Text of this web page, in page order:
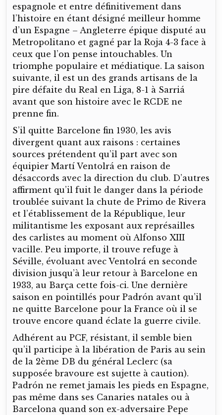
espagnole et entre définitivement dans
l’histoire en étant désigné meilleur homme
d’un Espagne – Angleterre épique disputé au
Metropolitano et gagné par la Roja 4-3 face à
ceux que l’on pense intouchables. Un
triomphe populaire et médiatique. La saison
suivante, il est un des grands artisans de la
pire défaite du Real en Liga, 8-1 à Sarriá
avant que son histoire avec le RCDE ne
prenne fin.
S’il quitte Barcelone fin 1930, les avis
divergent quant aux raisons : certaines
sources prétendent qu’il part avec son
équipier Martí Ventolrá en raison de
désaccords avec la direction du club. D’autres
affirment qu’il fuit le danger dans la période
troublée suivant la chute de Primo de Rivera
et l’établissement de la République, leur
militantisme les exposant aux représailles
des carlistes au moment où Alfonso XIII
vacille. Peu importe, il trouve refuge à
Séville, évoluant avec Ventolrá en seconde
division jusqu’à leur retour à Barcelone en
1933, au Barça cette fois-ci. Une dernière
saison en pointillés pour Padrón avant qu’il
ne quitte Barcelone pour la France où il se
trouve encore quand éclate la guerre civile.
Adhérent au PCF, résistant, il semble bien
qu’il participe à la libération de Paris au sein
de la 2ème DB du général Leclerc (sa
supposée bravoure est sujette à caution).
Padrón ne remet jamais les pieds en Espagne,
pas même dans ses Canaries natales ou à
Barcelona quand son ex-adversaire Pepe